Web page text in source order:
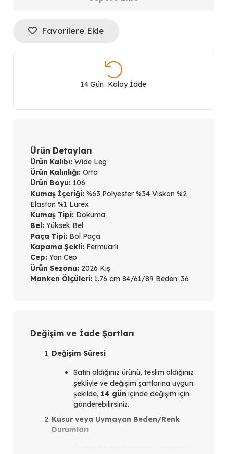
Çizgi
adet
Favorilere Ekle
14 Gün Kolay İade
Ürün Detayları
Ürün Kalıbı: Wide Leg
Ürün Kalınlığı: Orta
Ürün Boyu: 106
Kumaş İçeriği: %63 Polyester %34 Viskon %2
Elastan %1 Lurex
Kumaş Tipi: Dokuma
Bel: Yüksek Bel
Paça Tipi: Bol Paça
Kapama Şekli: Fermuarlı
Cep: Yan Cep
Ürün Sezonu: 2026 Kış
Manken Ölçüleri: 1.76 cm 84/61/89 Beden: 36
Değişim ve İade Şartları
Değişim Süresi
Satın aldığınız ürünü, teslim aldığınız
şekliyle ve değişim şartlarına uygun
şekilde, 14 gün içinde değişim için
gönderebilirsiniz.
Kusur veya Uymayan Beden/Renk
Durumları